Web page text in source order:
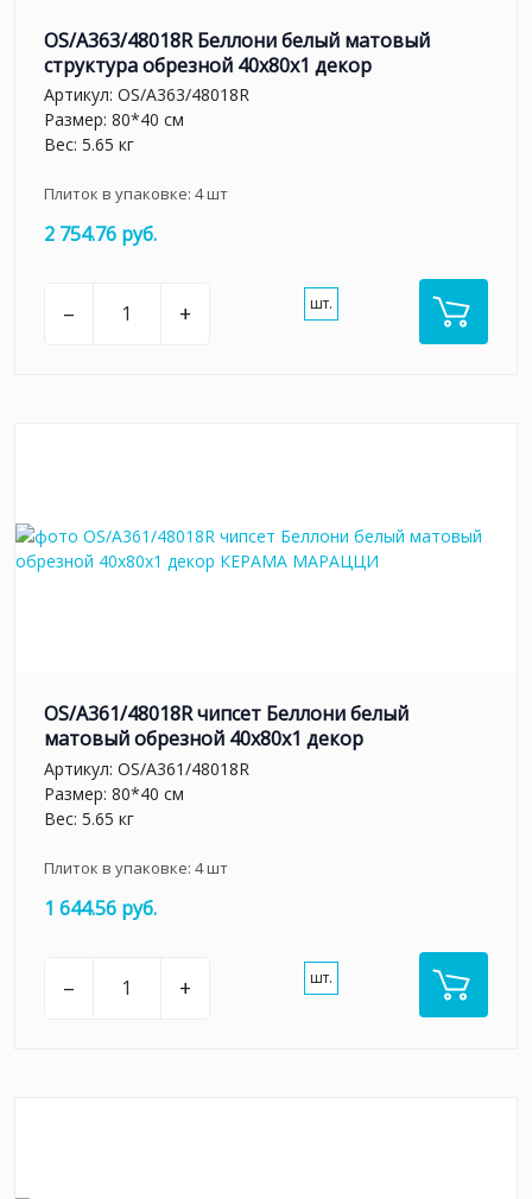
OS/A363/48018R Беллони белый матовый
структура обрезной 40x80x1 декор
Артикул: OS/A363/48018R
Размер: 80*40 см
Вес: 5.65 кг
Плиток в упаковке: 4шт
2 754.76 руб.
– + шт.
OS/A361/48018R чипсет Беллони белый
матовый обрезной 40x80x1 декор
Артикул: OS/A361/48018R
Размер: 80*40 см
Вес: 5.65 кг
Плиток в упаковке: 4шт
1 644.56 руб.
– + шт.